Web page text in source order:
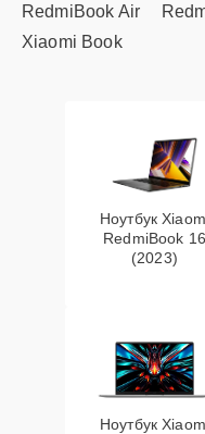
RedmiBook Air
Xiaomi Book
Ноутбук
RedmiBook 16
(2023)
Ноутбук